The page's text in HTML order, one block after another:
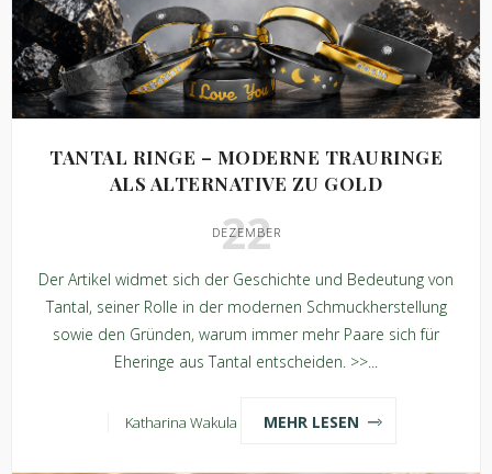
TANTAL RINGE – MODERNE TRAURINGE
ALS ALTERNATIVE ZU GOLD
22
DEZEMBER
Der Artikel widmet sich der Geschichte und Bedeutung von
Tantal, seiner Rolle in der modernen Schmuckherstellung
sowie den Gründen, warum immer mehr Paare sich für
Eheringe aus Tantal entscheiden. >>...
Katharina Wakula MEHR LESEN